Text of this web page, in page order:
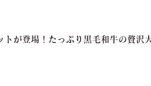
が登場！たっぷり黒毛和牛の贅沢